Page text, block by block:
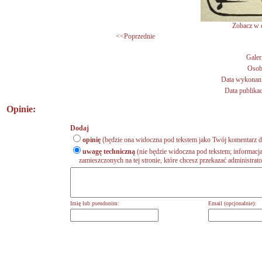
Zobacz w
<<Poprzednie
Data
Data
Opinie:
Dodaj
opinię (będzie ona widoczna pod tekstem jako Twój komentarz
uwagę techniczną (nie będzie widoczna pod tekstem;
zamieszczonych na tej stronie, które chcesz przekazać
Imię lub pseudonim: Email (opcjonalnie):